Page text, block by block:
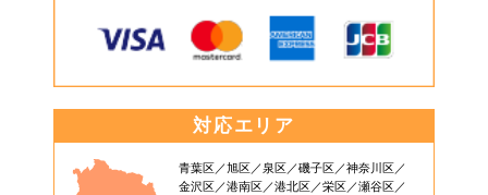
対応エリア
青葉区 旭区 泉区 磯子区
神奈川区
金沢区
港南区 港北区 栄区
瀬谷区